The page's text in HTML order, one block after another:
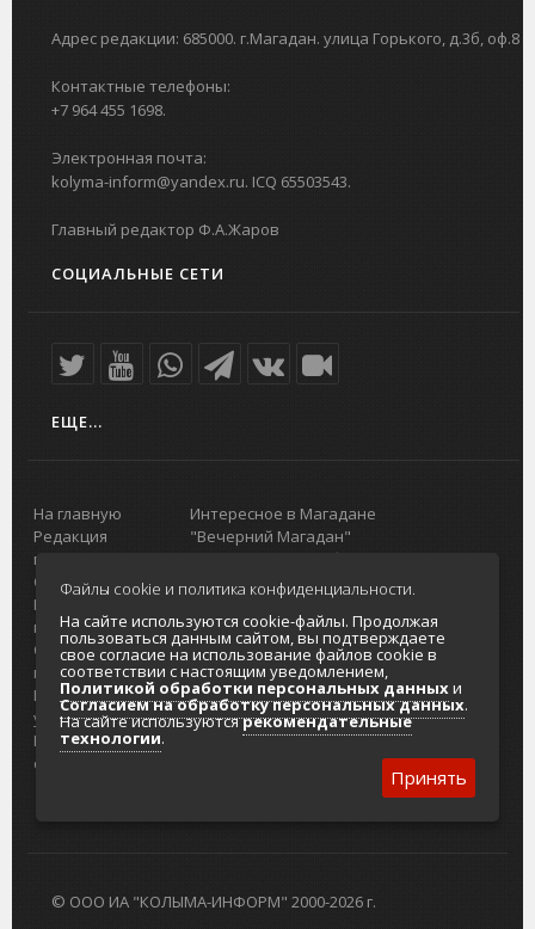
Адрес редакции: 685000. г.Магадан. улица Горького, д.3б, оф.8
Контактные телефоны:
+7 964 455 1698.
Электронная почта:
kolyma-inform@yandex.ru. ICQ 65503543.
Главный редактор Ф.А.Жаров
СОЦИАЛЬНЫЕ СЕТИ
ЕЩЕ...
На главную
Редакция
портала
О проекте
Реклама на
портале
Отзывы и
предложения
Интернет-
услуги
Разработка
сайтов
Интересное в Магадане
"Вечерний Магадан"
Городская доска объявлений
Реклама
Главный туристический портал
Колымы
Политика в отношении обработки
персональных данных
Согласие на обработку персональных
данных
© ООО ИА "КОЛЫМА-ИНФОРМ" 2000-2026 г.
Файлы cookie и политика конфиденциальности.
На сайте используются cookie-файлы. Продолжая
пользоваться данным сайтом, вы подтверждаете
свое согласие на использование файлов cookie в
соответствии с настоящим уведомлением,
Политикой обработки персональных данныхи
Согласием на обработку персональных данных.
На сайте используютсярекомендательные
технологии.
Принять